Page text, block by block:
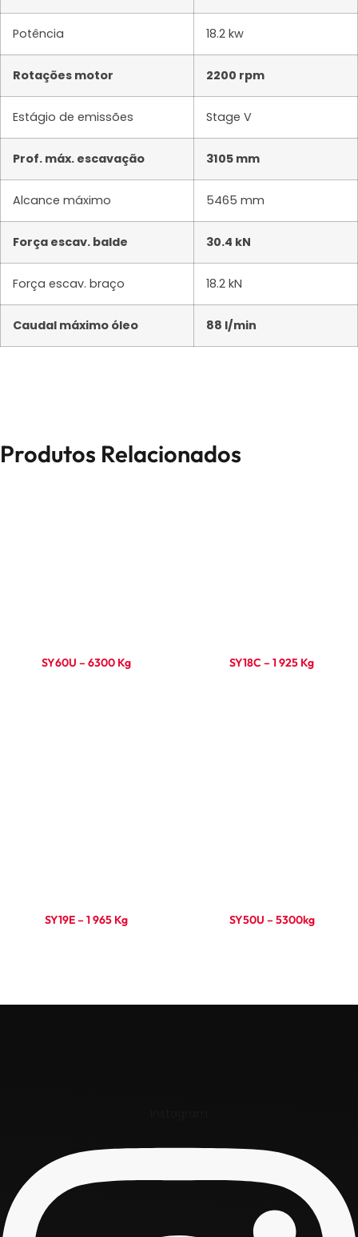
Potência 18.2 kw
Rotações motor 2200 rpm
Estágio de emissões Stage V
Prof. máx. escavação 3105 mm
Alcance máximo 5465 mm
Força escav. balde 30.4 kN
Força escav. braço 18.2 kN
Caudal máximo óleo 88 l/min
Produtos Relacionados
SY60U – 6300 Kg SY18C – 1 925 Kg
SY19E – 1 965 Kg SY50U – 5300kg